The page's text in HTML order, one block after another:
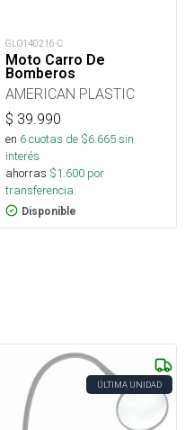
GLO140216-C
Moto Carro De
Bomberos
AMERICAN PLASTIC
$ 39.990
en 6cuotas de $6.665sin
interés
ahorras $1.600 por
transferencia.
Disponible
ÚLTIMA UNIDAD